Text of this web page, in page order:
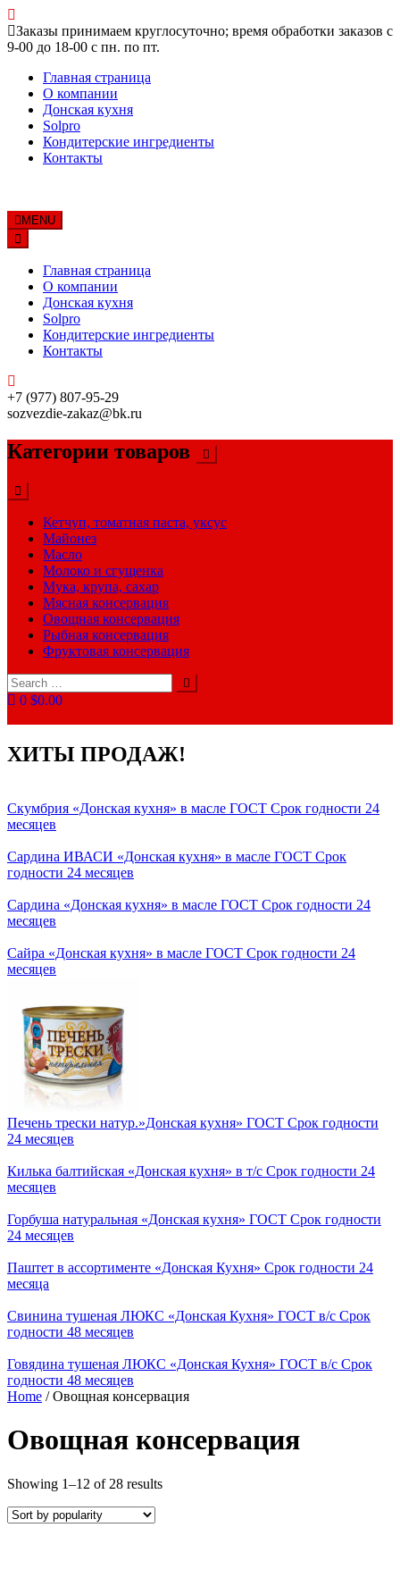
Skip
to
Заказы принимаем круглосуточно; время обработки заказов с
9-00 до 18-00 с пн. по пт.
Главная страница
О компании
Донская кухня
Solpro
Кондитерские ингредиенты
Контакты
MENU
Главная страница
О компании
Донская кухня
Solpro
Кондитерские ингредиенты
Контакты
+7 (977) 807-95-29
sozvezdie-zakaz@bk.ru
Категории товаров
Кетчуп, томатная паста, уксус
Майонез
Масло
Молоко и сгущенка
Мука, крупа, сахар
Мясная консервация
Овощная консервация
Рыбная консервация
Фруктовая консервация
Search
for:
0 $0.00
ХИТЫ ПРОДАЖ!
Скумбрия «Донская кухня» в масле ГОСТ Срок годности 24
месяцев
Сардина ИВАСИ «Донская кухня» в масле ГОСТ Срок
годности 24 месяцев
Сардина «Донская кухня» в масле ГОСТ Срок годности 24
месяцев
Сайра «Донская кухня» в масле ГОСТ Срок годности 24
месяцев
Печень трески натур.»Донская кухня» ГОСТ Срок годности
24 месяцев
Килька балтийская «Донская кухня» в т/с Срок годности 24
месяцев
Горбуша натуральная «Донская кухня» ГОСТ Срок годности
24 месяцев
Паштет в ассортименте «Донская Кухня» Срок годности 24
месяца
Свинина тушеная ЛЮКС «Донская Кухня» ГОСТ в/с Срок
годности 48 месяцев
Говядина тушеная ЛЮКС «Донская Кухня» ГОСТ в/с Срок
годности 48 месяцев
Home / Овощная консервация
Овощная консервация
Showing 1–12 of 28 results